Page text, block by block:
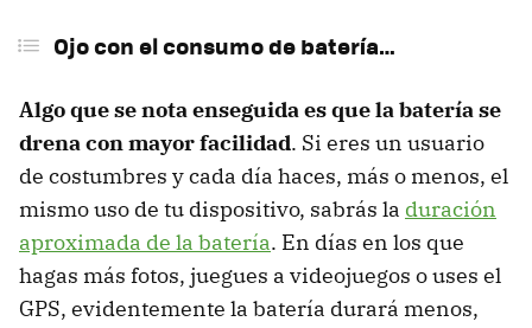
Ojo con el consumo de batería…
Algo que se nota enseguida es que la batería se
drena con mayor facilidad. Si eres un usuario
de costumbres y cada día haces, más o menos, el
mismo uso de tu dispositivo, sabrás la duración
aproximada de la batería. En días en los que
hagas más fotos, juegues a videojuegos o uses el
GPS, evidentemente la batería durará menos,